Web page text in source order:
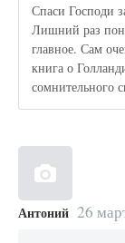
Спаси Господи
Лишний раз
главное. Сам
книга о
сомнительного
Антоний 26